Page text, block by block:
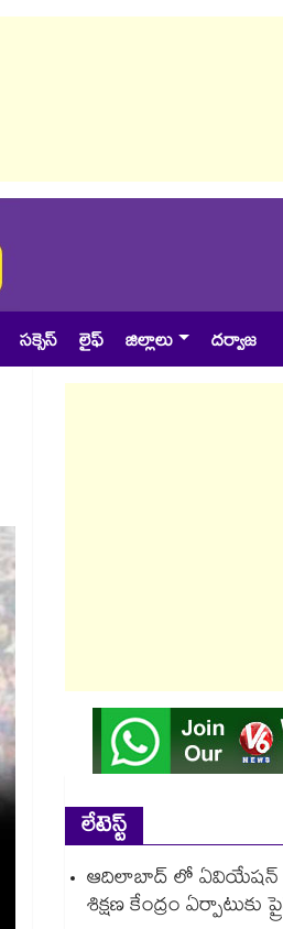
సక్సెస్ లైఫ్ జిల్లాలు దర్వాజ
లేటెస్ట్
ఆదిలాబాద్ లో ఏవియేషన్
శిక్షణ కేంద్రం ఏర్పాటుకు